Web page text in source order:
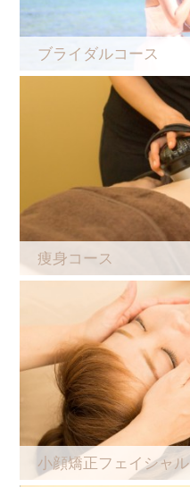
ブライダルコース
痩身コース
小顔矯正フェイシャル